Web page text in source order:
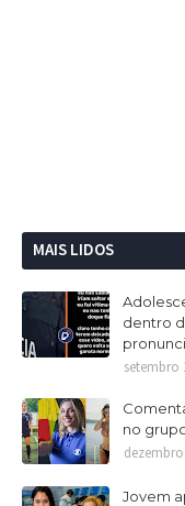
MAIS LIDOS
dentro
setembro
no
Jovem